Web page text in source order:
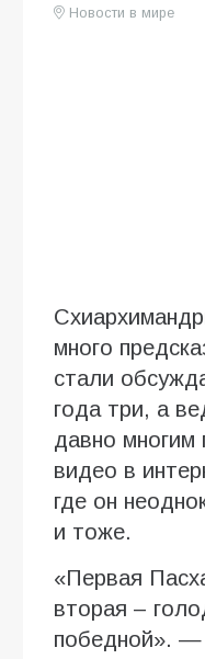
Новости в мире
много
стали
года три, а
давно
видео в
где он
и тоже.
«Первая
вторая –
победной». —